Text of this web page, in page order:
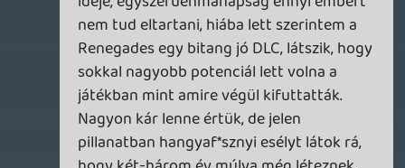
Stadia HUN 2026.05.22 09:26:04 #210uo
Crazy Taxi: csak én haluztam be, hogy 1-2
évvel ezelőtt már bejelentette néhány régi
játékának modernizálását (Golden Axe,
Crazy Taxi, Jet Set Radio talán?) és még
pár másodperces gameplayt is teaseltek
anno? Mert most mindenhol úgy olvasok a
Taxiról, hogy micsoda meglepetés.